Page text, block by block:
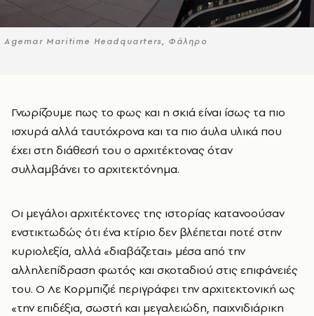
Agemar Maritime Headquarters, Φάληρο
Γνωρίζουμε πως το φως και η σκιά είναι ίσως τα πιο
ισχυρά αλλά ταυτόχρονα και τα πιο άυλα υλικά που
έχει στη διάθεσή του ο αρχιτέκτονας όταν
συλλαμβάνει το αρχιτεκτόνημα.
Οι μεγάλοι αρχιτέκτονες της ιστορίας κατανοούσαν
ενστικτωδώς ότι ένα κτίριο δεν βλέπεται ποτέ στην
κυριολεξία, αλλά «διαβάζεται» μέσα από την
αλληλεπίδραση φωτός και σκοταδιού στις επιφάνειές
του. Ο Λε Κορμπιζιέ περιγράφει την αρχιτεκτονική ως
«την επιδέξια, σωστή και μεγαλειώδη, παιχνιδιάρικη